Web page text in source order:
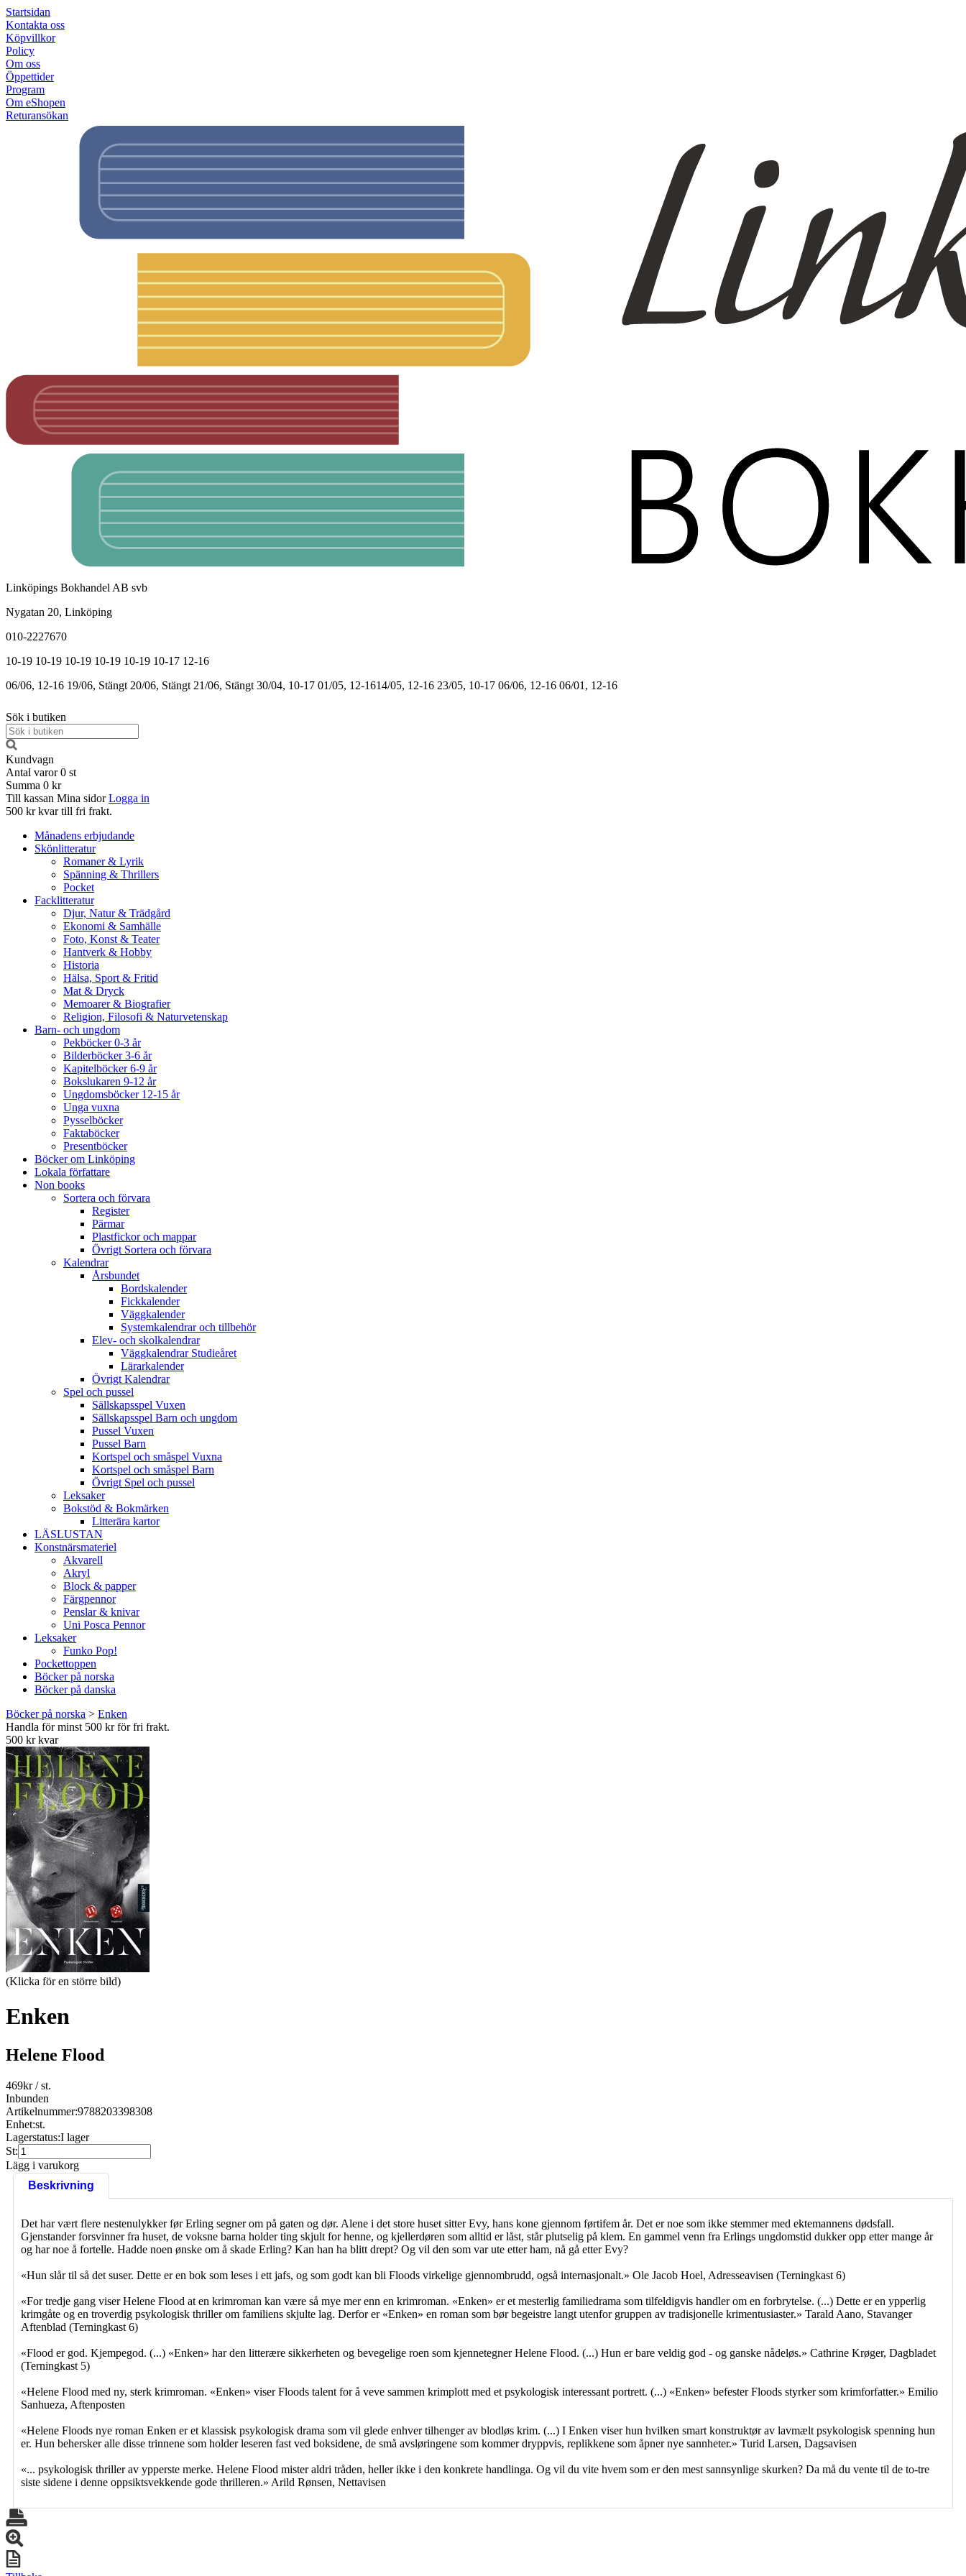
Startsidan
Kontakta oss
Köpvillkor
Policy
Om oss
Öppettider
Program
Om eShopen
Returansökan
Linköpings Bokhandel AB svb
Nygatan 20, Linköping
010-2227670
10-19 10-19 10-19 10-19 10-19 10-17 12-16
06/06, 12-16 19/06, Stängt 20/06, Stängt 21/06, Stängt 30/04, 10-17 01/05, 12-1614/05, 12-16 23/05, 10-17 06/06, 12-16 06/01, 12-16
Sök i butiken
Kundvagn
Antal varor 0 st
Summa 0 kr
Till kassan Mina sidor Logga in
500 kr kvar till fri frakt.
Månadens erbjudande
Skönlitteratur
Romaner & Lyrik
Spänning & Thrillers
Pocket
Facklitteratur
Djur, Natur & Trädgård
Ekonomi & Samhälle
Foto, Konst & Teater
Hantverk & Hobby
Historia
Hälsa, Sport & Fritid
Mat & Dryck
Memoarer & Biografier
Religion, Filosofi & Naturvetenskap
Barn- och ungdom
Pekböcker 0-3 år
Bilderböcker 3-6 år
Kapitelböcker 6-9 år
Bokslukaren 9-12 år
Ungdomsböcker 12-15 år
Unga vuxna
Pysselböcker
Faktaböcker
Presentböcker
Böcker om Linköping
Lokala författare
Non books
Sortera och förvara
Register
Pärmar
Plastfickor och mappar
Övrigt Sortera och förvara
Kalendrar
Årsbundet
Bordskalender
Fickkalender
Väggkalender
Systemkalendrar och tillbehör
Elev- och skolkalendrar
Väggkalendrar Studieåret
Lärarkalender
Övrigt Kalendrar
Spel och pussel
Sällskapsspel Vuxen
Sällskapsspel Barn och ungdom
Pussel Vuxen
Pussel Barn
Kortspel och småspel Vuxna
Kortspel och småspel Barn
Övrigt Spel och pussel
Leksaker
Bokstöd & Bokmärken
Litterära kartor
LÄSLUSTAN
Konstnärsmateriel
Akvarell
Akryl
Block & papper
Färgpennor
Penslar & knivar
Uni Posca Pennor
Leksaker
Funko Pop!
Pockettoppen
Böcker på norska
Böcker på danska
Böcker på norska > Enken
Handla för minst 500 kr för fri frakt.
500 kr kvar
(Klicka för en större bild)
Enken
Helene Flood
469kr/ st.
Inbunden
Artikelnummer:9788203398308
Enhet:st.
Lagerstatus:I lager
St:
Lägg i varukorg
Beskrivning
Det har vært flere nestenulykker før Erling segner om på gaten og dør. Alene i det store huset sitter Evy, hans kone gjennom førtifem år. Det er noe som ikke stemmer med ektemannens dødsfall.
Gjenstander forsvinner fra huset, de voksne barna holder ting skjult for henne, og kjellerdøren som alltid er låst, står plutselig på klem. En gammel venn fra Erlings ungdomstid dukker opp etter mange år
og har noe å fortelle. Hadde noen ønske om å skade Erling? Kan han ha blitt drept? Og vil den som var ute etter ham, nå gå etter Evy?
«Hun slår til så det suser. Dette er en bok som leses i ett jafs, og som godt kan bli Floods virkelige gjennombrudd, også internasjonalt.» Ole Jacob Hoel, Adresseavisen (Terningkast 6)
«For tredje gang viser Helene Flood at en krimroman kan være så mye mer enn en krimroman. «Enken» er et mesterlig familiedrama som tilfeldigvis handler om en forbrytelse. (...) Dette er en ypperlig
krimgåte og en troverdig psykologisk thriller om familiens skjulte lag. Derfor er «Enken» en roman som bør begeistre langt utenfor gruppen av tradisjonelle krimentusiaster.» Tarald Aano, Stavanger
Aftenblad (Terningkast 6)
«Flood er god. Kjempegod. (...) «Enken» har den litterære sikkerheten og bevegelige roen som kjennetegner Helene Flood. (...) Hun er bare veldig god - og ganske nådeløs.» Cathrine Krøger, Dagbladet
(Terningkast 5)
«Helene Flood med ny, sterk krimroman. «Enken» viser Floods talent for å veve sammen krimplott med et psykologisk interessant portrett. (...) «Enken» befester Floods styrker som krimforfatter.» Emilio
Sanhueza, Aftenposten
«Helene Floods nye roman Enken er et klassisk psykologisk drama som vil glede enhver tilhenger av blodløs krim. (...) I Enken viser hun hvilken smart konstruktør av lavmælt psykologisk spenning hun
er. Hun behersker alle disse trinnene som holder leseren fast ved boksidene, de små avsløringene som kommer dryppvis, replikkene som åpner nye sannheter.» Turid Larsen, Dagsavisen
«... psykologisk thriller av ypperste merke. Helene Flood mister aldri tråden, heller ikke i den konkrete handlinga. Og vil du vite hvem som er den mest sannsynlige skurken? Da må du vente til de to-tre
siste sidene i denne oppsiktsvekkende gode thrilleren.» Arild Rønsen, Nettavisen